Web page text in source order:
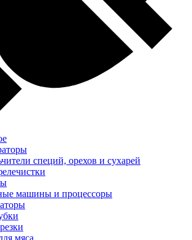
специй, орехов и сухарей
машины и процессоры
мяса